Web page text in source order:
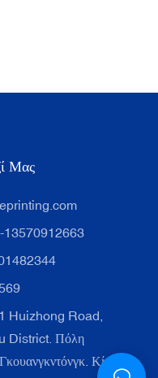
Μας
13570912663
Huizhong Road,
District. Πόλη
Κίνα